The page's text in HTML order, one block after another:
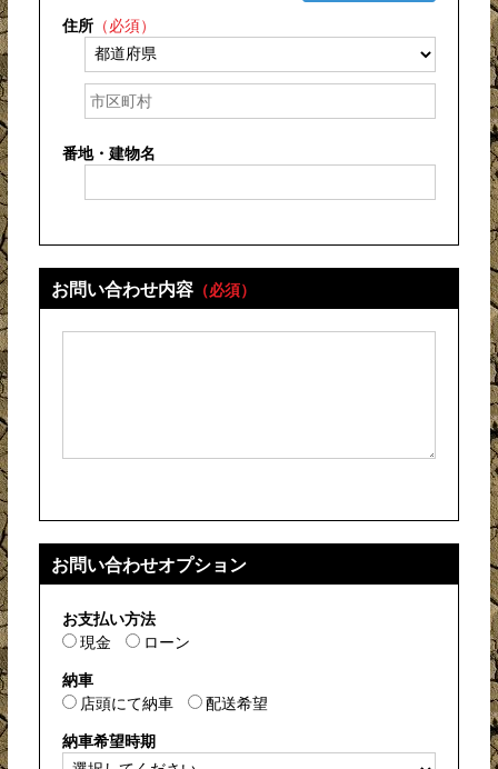
住所（必須）
番地・建物名
お問い合わせ内容（必須）
お問い合わせオプション
お支払い方法
現金
ローン
納車
店頭にて納車
配送希望
納車希望時期